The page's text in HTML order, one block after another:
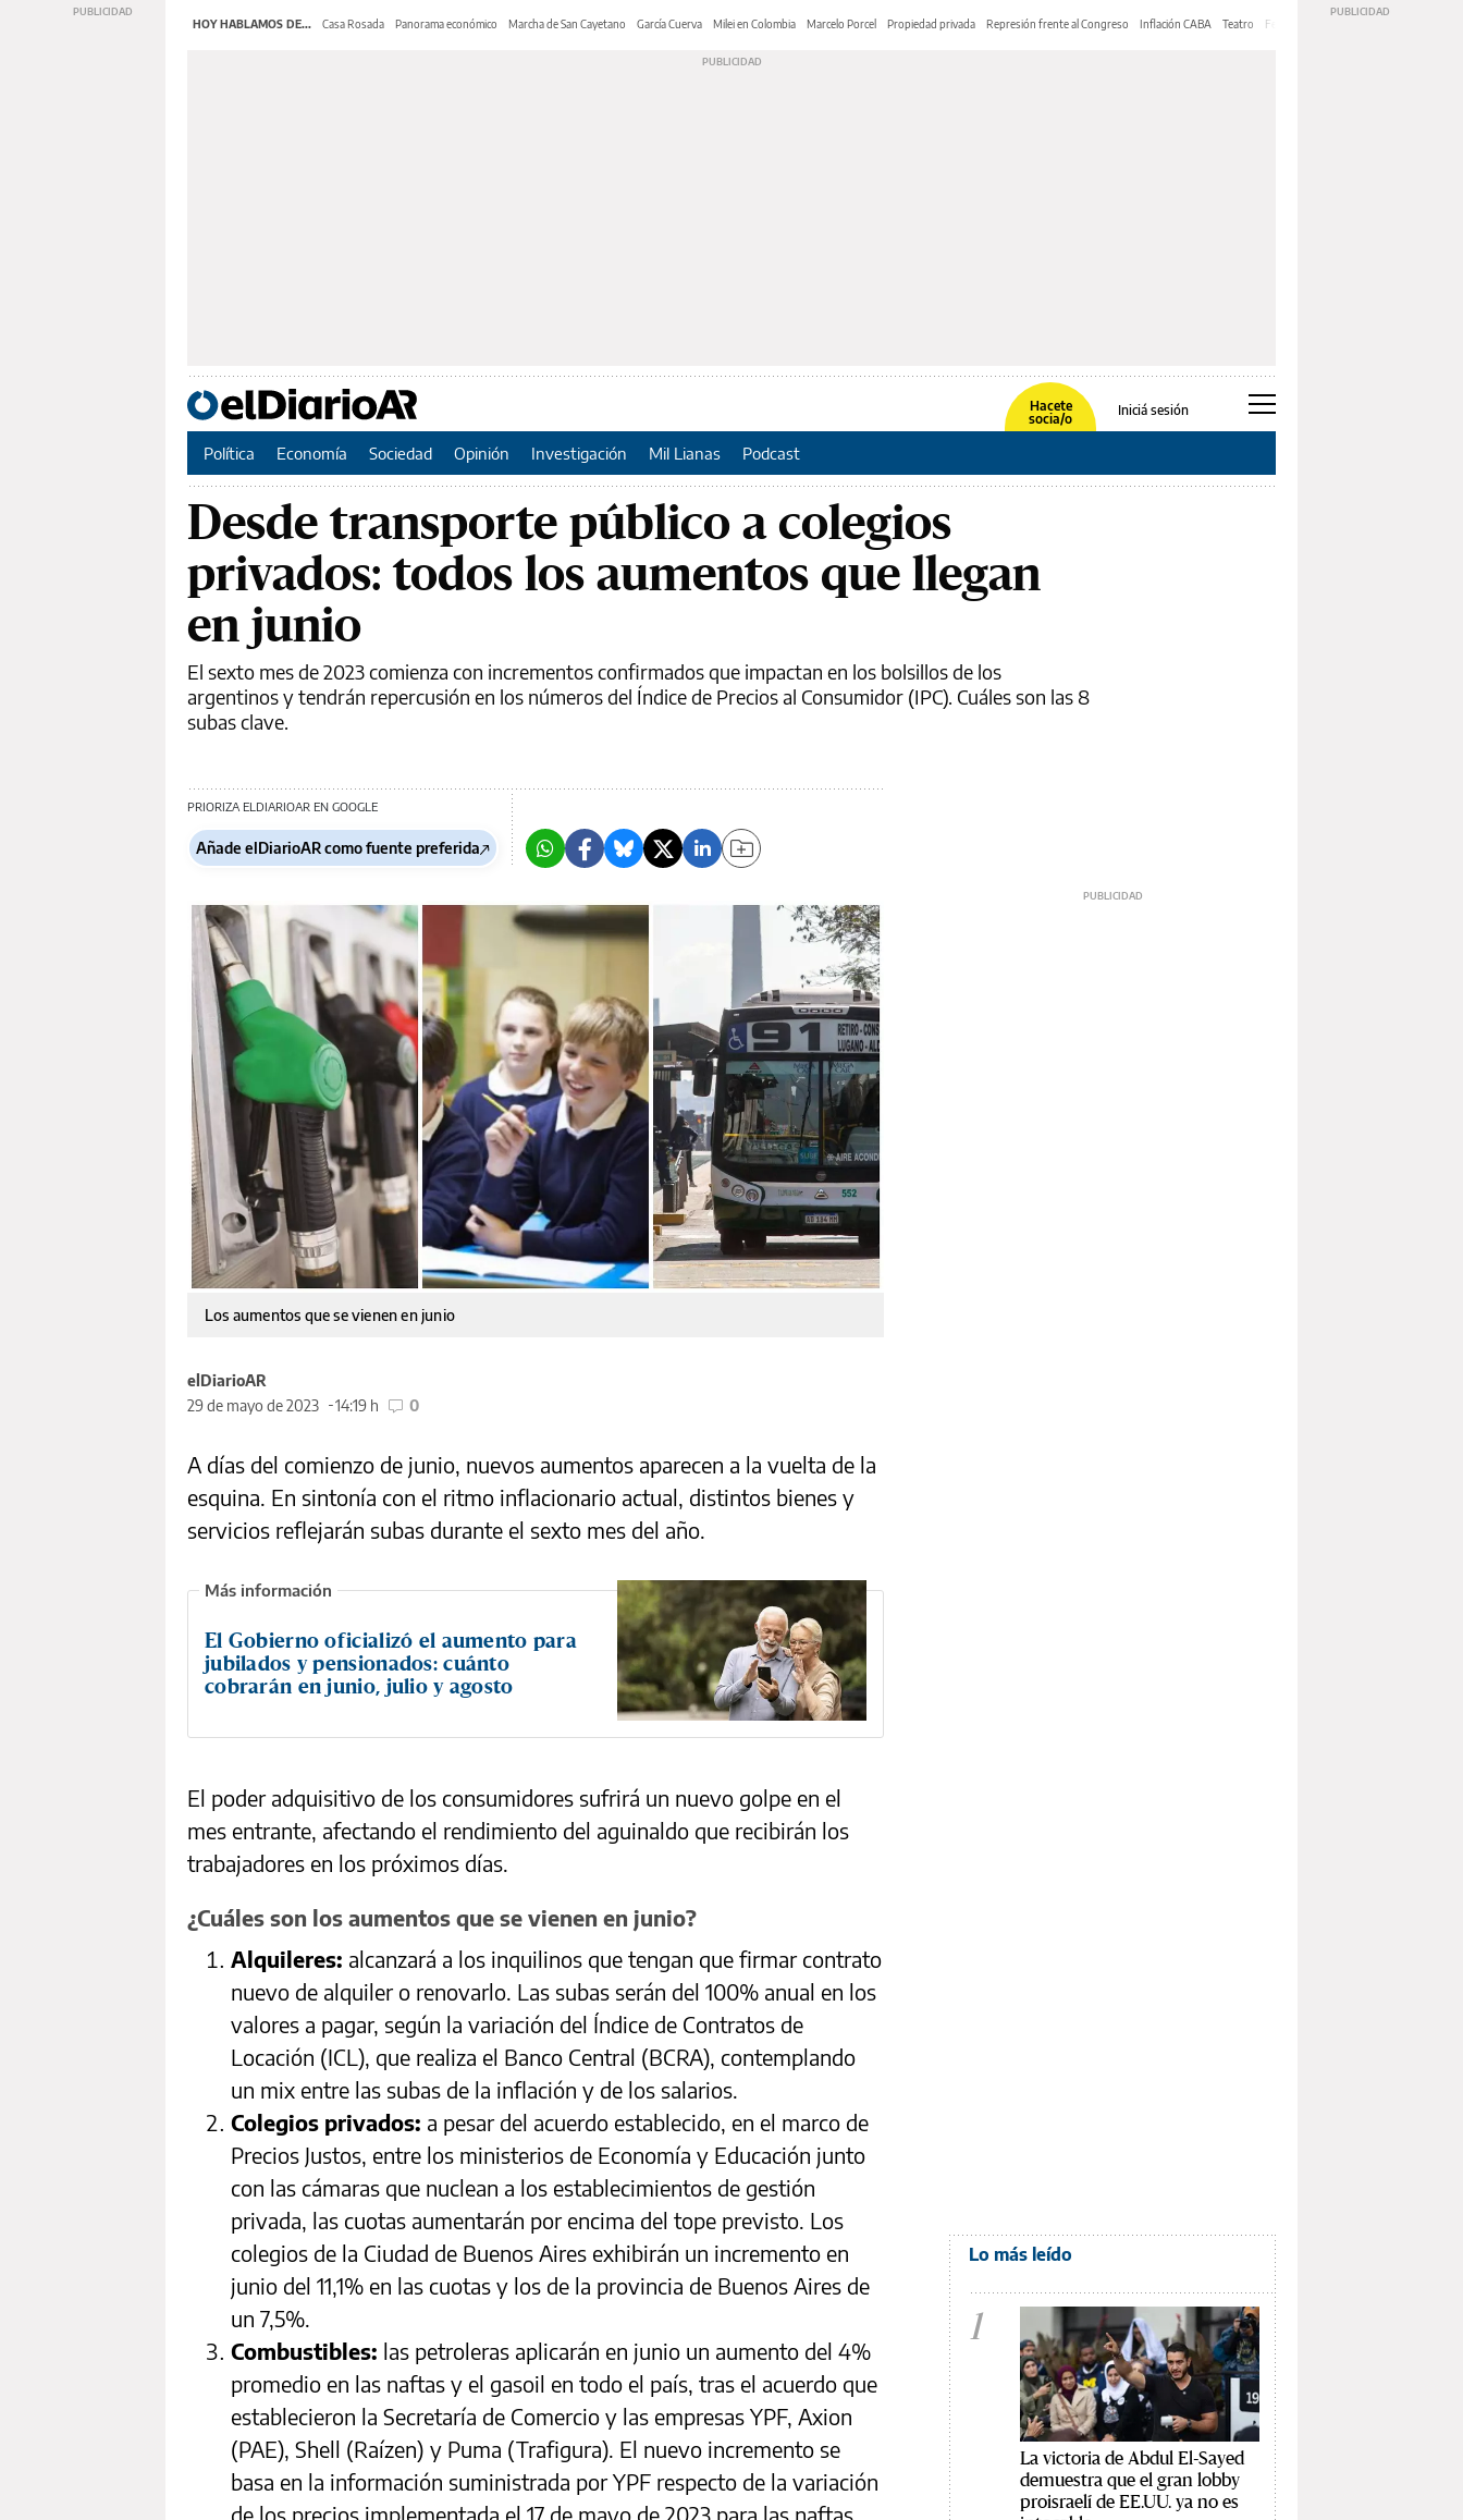
HOY HABLAMOS DE... Casa Rosada Panorama económico Marcha de San Cayetano García Cuerva Milei en Colombia Marcelo Porcel Propiedad privada Represión frente al Congreso Inflación CABA Teatro Feria de Editores
Hacete
socia/o
Iniciá sesión
Política Economía Sociedad Opinión Investigación Mil Lianas Podcast
Desde transporte público a colegios
privados: todos los aumentos que llegan
en junio
El sexto mes de 2023 comienza con incrementos confirmados que impactan en los bolsillos de los
argentinos y tendrán repercusión en los números del Índice de Precios al Consumidor (IPC). Cuáles son las 8
subas clave.
PRIORIZA ELDIARIOAR EN GOOGLE
Añade elDiarioAR como fuente preferida
Los aumentos que se vienen en junio
elDiarioAR
29 de mayo de 2023
14:19 h 0
A días del comienzo de junio, nuevos aumentos aparecen a la vuelta de la
esquina. En sintonía con el ritmo inflacionario actual, distintos bienes y
servicios reflejarán subas durante el sexto mes del año.
El Gobierno oficializó el aumento para
jubilados y pensionados: cuánto
cobrarán en junio, julio y agosto
El poder adquisitivo de los consumidores sufrirá un nuevo golpe en el
mes entrante, afectando el rendimiento del aguinaldo que recibirán los
trabajadores en los próximos días.
¿Cuáles son los aumentos que se vienen en junio?
Alquileres: alcanzará a los inquilinos que tengan que firmar contrato
nuevo de alquiler o renovarlo. Las subas serán del 100% anual en los
valores a pagar, según la variación del Índice de Contratos de
Locación (ICL), que realiza el Banco Central (BCRA), contemplando
un mix entre las subas de la inflación y de los salarios.
Colegios privados: a pesar del acuerdo establecido, en el marco de
Precios Justos, entre los ministerios de Economía y Educación junto
con las cámaras que nuclean a los establecimientos de gestión
privada, las cuotas aumentarán por encima del tope previsto. Los
colegios de la Ciudad de Buenos Aires exhibirán un incremento en
junio del 11,1% en las cuotas y los de la provincia de Buenos Aires de
un 7,5%.
Combustibles: las petroleras aplicarán en junio un aumento del 4%
promedio en las naftas y el gasoil en todo el país, tras el acuerdo que
establecieron la Secretaría de Comercio y las empresas YPF, Axion
(PAE), Shell (Raízen) y Puma (Trafigura). El nuevo incremento se
basa en la información suministrada por YPF respecto de la variación
de los precios implementada el 17 de mayo de 2023 para las naftas
Lo más leído
1
La victoria de Abdul El-Sayed
demuestra que el gran lobby
proisraelí de EE.UU. ya no es